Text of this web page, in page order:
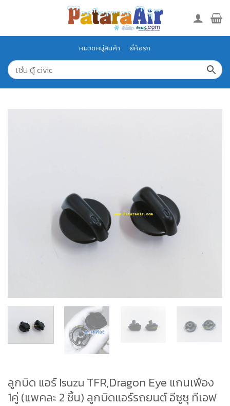
หมวดหมู่สินค้า ยี่ห้อรถ
ลูกบิด แอร์ Isuzu TFR,Dragon Eye แกนเฟือง
1คู่ (แพคละ 2 ชิ้น) ลูกบิดแอร์รถยนต์ อีซูซุ ทีเอฟ